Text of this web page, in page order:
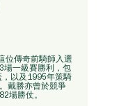
傳奇前騎師入選
場一級賽勝利，包
以及1995年策騎
戴勝亦曾於競爭
場勝仗。